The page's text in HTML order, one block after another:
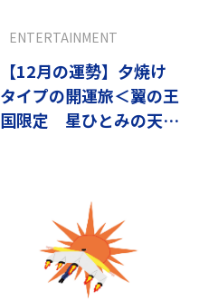
【12月の運勢】夕焼け
タイプの開運旅＜翼の王
国限定 星ひとみの天星
ENTERTAINMENT